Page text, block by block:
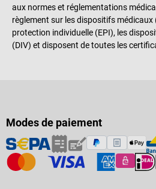
aux normes et réglementations
règlement sur les dispositifs médicaux
protection individuelle (EPI), les
(DIV) et disposent de toutes les
Modes de paiement